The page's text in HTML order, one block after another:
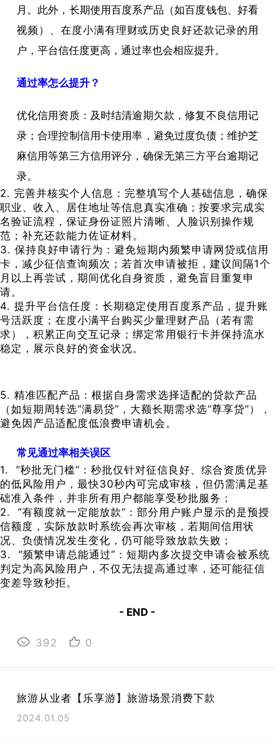
月。此外，长期使用百度系产品（如百度钱包、好看
视频）、在度小满有理财或历史良好还款记录的用
户，平台信任度更高，通过率也会相应提升。
通过率怎么提升？
优化信用资质：及时结清逾期欠款，修复不良信用记
录；合理控制信用卡使用率，避免过度负债；维护芝
麻信用等第三方信用评分，确保无第三方平台逾期记
录。
2. 完善并核实个人信息：完整填写个人基础信息，确保
职业、收入、居住地址等信息真实准确；按要求完成实
名验证流程，保证身份证照片清晰、人脸识别操作规
范；补充还款能力佐证材料。
3. 保持良好申请行为：避免短期内频繁申请网贷或信用
卡，减少征信查询频次；若首次申请被拒，建议间隔1个
月以上再尝试，期间优化自身资质，避免盲目重复申
请。
4. 提升平台信任度：长期稳定使用百度系产品，提升账
号活跃度；在度小满平台购买少量理财产品（若有需
求），积累正向交互记录；绑定常用银行卡并保持流水
稳定，展示良好的资金状况。
5. 精准匹配产品：根据自身需求选择适配的贷款产品
（如短期周转选“满易贷”，大额长期需求选“尊享贷”），
避免因产品适配度低浪费申请机会。
常见通过率相关误区
1. “秒批无门槛”：秒批仅针对征信良好、综合资质优异
的低风险用户，最快30秒内可完成审核，但仍需满足基
础准入条件，并非所有用户都能享受秒批服务；
2. “有额度就一定能放款”：部分用户账户显示的是预授
信额度，实际放款时系统会再次审核，若期间信用状
况、负债情况发生变化，仍可能导致放款失败；
3. “频繁申请总能通过”：短期内多次提交申请会被系统
判定为高风险用户，不仅无法提高通过率，还可能征信
变差导致秒拒。
- END -
392 0
旅游从业者【乐享游】旅游场景消费下款
2024.01.05